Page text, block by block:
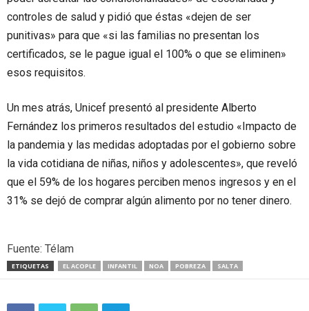
controles de salud y pidió que éstas «dejen de ser
punitivas» para que «si las familias no presentan los
certificados, se le pague igual el 100% o que se eliminen»
esos requisitos.
Un mes atrás, Unicef presentó al presidente Alberto
Fernández los primeros resultados del estudio «Impacto de
la pandemia y las medidas adoptadas por el gobierno sobre
la vida cotidiana de niñas, niños y adolescentes», que reveló
que el 59% de los hogares perciben menos ingresos y en el
31% se dejó de comprar algún alimento por no tener dinero.
Fuente: Télam
ETIQUETAS EL ACOPLE INFANTIL NOA POBREZA SALTA